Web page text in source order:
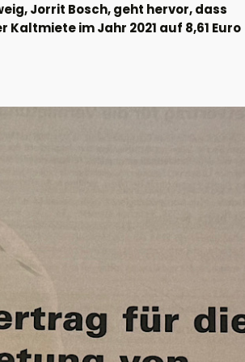
Jorrit Bosch, geht hervor, dass
im Jahr 2021 auf 8,61 Euro